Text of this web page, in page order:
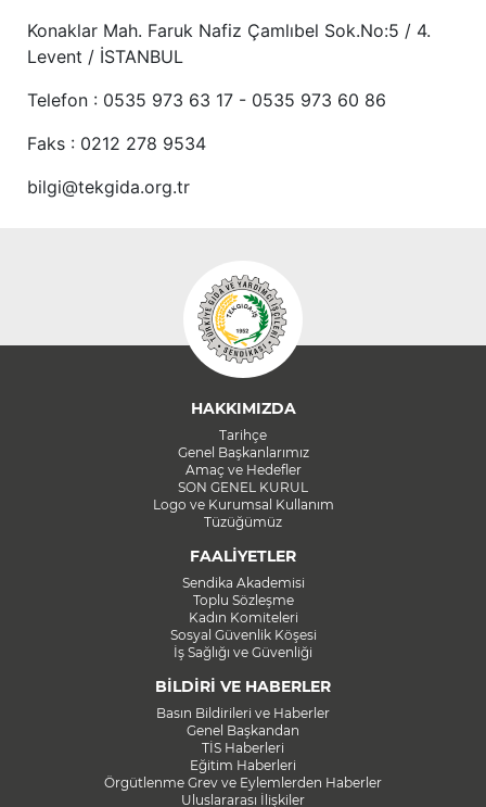
Konaklar Mah. Faruk Nafiz Çamlıbel Sok.No:5 / 4.
Levent / İSTANBUL
Telefon : 0535 973 63 17 - 0535 973 60 86
Faks : 0212 278 9534
bilgi@tekgida.org.tr
HAKKIMIZDA
Tarihçe
Genel Başkanlarımız
Amaç ve Hedefler
SON GENEL KURUL
Logo ve Kurumsal Kullanım
Tüzüğümüz
FAALİYETLER
Sendika Akademisi
Toplu Sözleşme
Kadın Komiteleri
Sosyal Güvenlik Köşesi
İş Sağlığı ve Güvenliği
BİLDİRİ VE HABERLER
Basın Bildirileri ve Haberler
Genel Başkandan
TİS Haberleri
Eğitim Haberleri
Örgütlenme Grev ve Eylemlerden Haberler
Uluslararası İlişkiler